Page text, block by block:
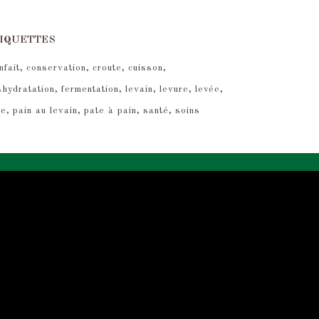
conservation croute cuisson
fermentation levain levure levée
pain au levain pate à pain santé soins